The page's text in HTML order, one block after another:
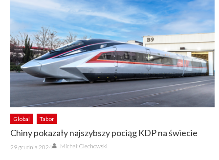
Global Tabor
Chiny pokazały najszybszy pociąg KDP na świecie
Posted
on
29 grudnia 2024 Author
Michał Ciechowski